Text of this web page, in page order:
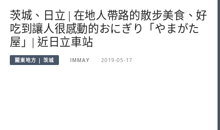
茨城、日立 | 在地人帶路的散步美食、好
吃到讓人很感動的おにぎり「やまがた
屋」| 近日立車站
關東地方 | 茨城 IMMAY 2019-05-17